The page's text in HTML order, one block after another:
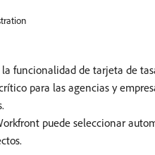
funcionalidad de tarjeta de
para las agencias y
puede seleccionar